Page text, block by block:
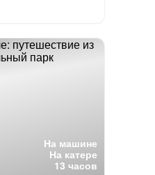
На машине
На катере
13 часов